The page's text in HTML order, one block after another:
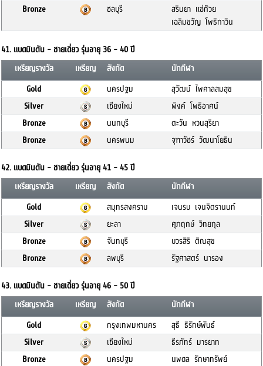
Bronze
ชลบุรี
สรินยา แซ่ก๊วย
เฉลิมขวัญ โพธิกาวิน
41. แบดมินตัน - ชายเดี่ยว รุ่นอายุ 36 - 40 ปี
เหรียญรางวัล
เหรียญ สังกัด
นักกีฬา
Gold
นครปฐม
สุวัฒน์ ไพศาลสมสุข
Silver
เชียงใหม่
พิงค์ โพธิอาศน์
Bronze
นนทบุรี
ตะวัน หวนสุริยา
Bronze
นครพนม จุฑาวัชร์ วัฒนาโยธิน
42. แบดมินตัน - ชายเดี่ยว รุ่นอายุ 41 - 45 ปี
เหรียญรางวัล
เหรียญ สังกัด
นักกีฬา
Gold
สมุทรสงคราม
เจนรบ เจนจิตรานนท์
Silver
ยะลา
ศุภฤกษ์ วิทยกุล
Bronze
จันทบุรี
บวรสิริ ติณสุข
Bronze
ลพบุรี รัฐศาสตร์ นารอง
43. แบดมินตัน - ชายเดี่ยว รุ่นอายุ 46 - 50 ปี
เหรียญรางวัล
เหรียญ สังกัด
นักกีฬา
Gold
กรุงเทพมหานคร
สุธี ธิรักษ์พันธ์
Silver
เชียงใหม่
ธีรภัทร์ มารยาท
Bronze
นครปฐม
นพดล รักษาทรัพย์